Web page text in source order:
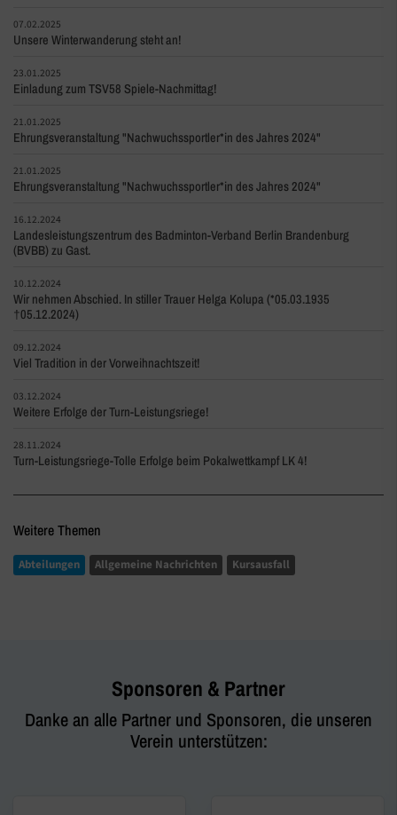
07.02.2025
Unsere Winterwanderung steht an!
23.01.2025
Einladung zum TSV58 Spiele-Nachmittag!
21.01.2025
Ehrungsveranstaltung "Nachwuchssportler*in des Jahres 2024"
21.01.2025
Ehrungsveranstaltung "Nachwuchssportler*in des Jahres 2024"
16.12.2024
Landesleistungszentrum des Badminton-Verband Berlin Brandenburg
(BVBB) zu Gast.
10.12.2024
Wir nehmen Abschied. In stiller Trauer Helga Kolupa (*05.03.1935
†05.12.2024)
09.12.2024
Viel Tradition in der Vorweihnachtszeit!
03.12.2024
Weitere Erfolge der Turn-Leistungsriege!
28.11.2024
Turn-Leistungsriege-Tolle Erfolge beim Pokalwettkampf LK 4!
Weitere Themen
Abteilungen Allgemeine Nachrichten Kursausfall
Sponsoren & Partner
Danke an alle Partner und Sponsoren, die unseren
Verein unterstützen: